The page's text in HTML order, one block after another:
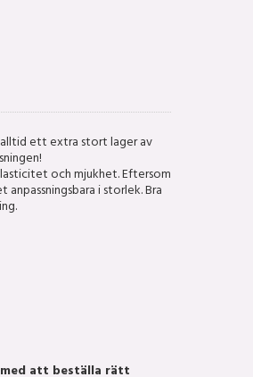
ett extra stort lager av
och mjukhet. Eftersom
i storlek. Bra
att beställa rätt